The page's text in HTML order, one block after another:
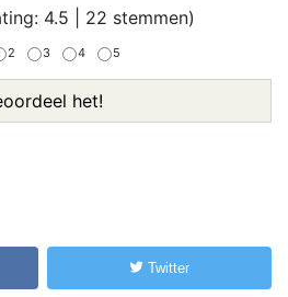
4.5 22 stemmen)
2 3 4 5
het!
Twitter